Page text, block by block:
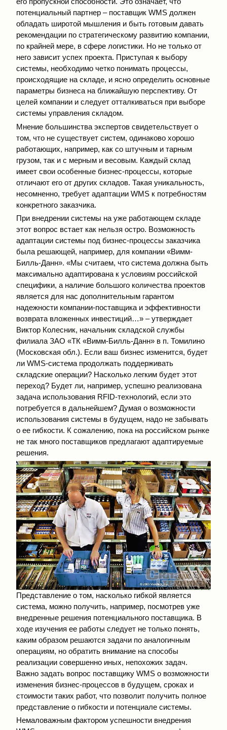
потенциальный партнер – поставщик WMS должен
обладать широтой мышления и быть готовым давать
рекомендации по стратегическому развитию компании,
по крайней мере, в сфере логистики. Но не только от
него зависит успех проекта. Приступая к выбору
системы, необходимо четко понимать процессы,
происходящие на складе, и ясно определить основные
параметры бизнеса на ближайшую перспективу. От
целей компании и следует отталкиваться при выборе
системы управления складом.
Мнение большинства экспертов свидетельствует о
том, что не существует систем, одинаково хорошо
работающих, например, как со штучным и тарным
грузом, так и с мерным и весовым. Каждый склад
имеет свои особенные бизнес-процессы, которые
отличают его от других складов. Такая уникальность,
несомненно, требует адаптации WMS к потребностям
конкретного заказчика.
При внедрении системы на уже работающем складе
этот вопрос встает как нельзя остро. Возможность
адаптации системы под бизнес-процессы заказчика
была решающей, например, для компании «Вимм-
Билль-Данн». «Мы считаем, что система должна быть
максимально адаптирована к условиям российской
специфики, а наличие большого количества проектов
является для нас дополнительным гарантом
надежности компании-поставщика и эффективности
возврата вложенных инвестиций…» – утверждает
Виктор Колесник, начальник складской службы
филиала ЗАО «ТК «Вимм-Билль-Данн» в п. Томилино
(Московская обл.). Если ваш бизнес изменится, будет
ли WMS-система продолжать поддерживать
складские операции? Насколько легким будет этот
переход? Будет ли, например, успешно реализована
задача использования RFID-технологий, если это
потребуется в дальнейшем? Думая о возможности
использования системы в будущем, надо не забывать
о ее гибкости. К сожалению, пока на российском рынке
не так много поставщиков предлагают адаптируемые
решения.
Представление о том, насколько гибкой является
система, можно получить, например, посмотрев уже
внедренные решения потенциального поставщика. В
ходе изучения ее работы следует не только понять,
каким образом решаются задачи по аналогичным
операциям, но обратить внимание на способы
реализации совершенно иных, непохожих задач.
Важно задать вопрос поставщику WMS о возможности
изменения бизнес-процессов в будущем, сроках и
стоимости таких работ, что позволит получить полное
представление о гибкости и потенциале системы.
Немаловажным фактором успешности внедрения